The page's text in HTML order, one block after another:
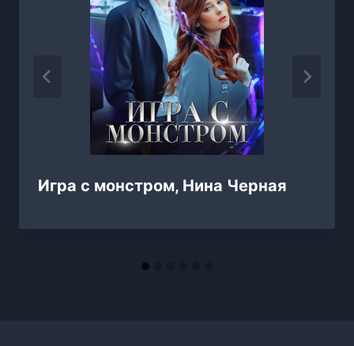
Игра с монстром, Нина Черная